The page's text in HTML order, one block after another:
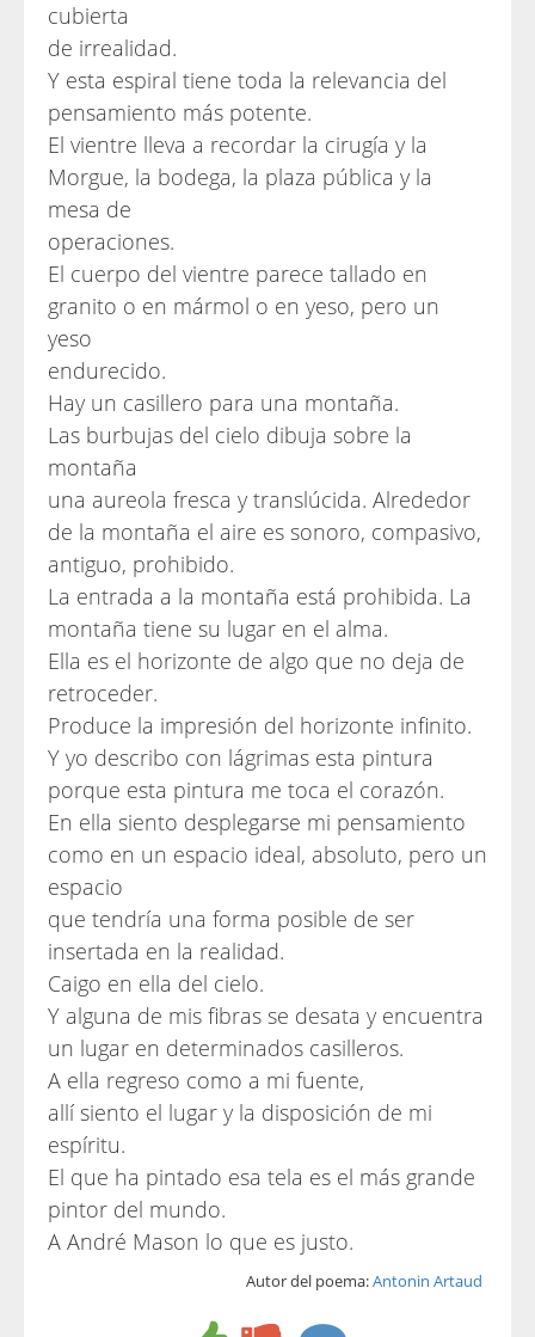
cubierta
de irrealidad.
Y esta espiral tiene toda la relevancia del
pensamiento más potente.
El vientre lleva a recordar la cirugía y la
Morgue, la bodega, la plaza pública y la
mesa de
operaciones.
El cuerpo del vientre parece tallado en
granito o en mármol o en yeso, pero un
yeso
endurecido.
Hay un casillero para una montaña.
Las burbujas del cielo dibuja sobre la
montaña
una aureola fresca y translúcida. Alrededor
de la montaña el aire es sonoro, compasivo,
antiguo, prohibido.
La entrada a la montaña está prohibida. La
montaña tiene su lugar en el alma.
Ella es el horizonte de algo que no deja de
retroceder.
Produce la impresión del horizonte infinito.
Y yo describo con lágrimas esta pintura
porque esta pintura me toca el corazón.
En ella siento desplegarse mi pensamiento
como en un espacio ideal, absoluto, pero un
espacio
que tendría una forma posible de ser
insertada en la realidad.
Caigo en ella del cielo.
Y alguna de mis fibras se desata y encuentra
un lugar en determinados casilleros.
A ella regreso como a mi fuente,
allí siento el lugar y la disposición de mi
espíritu.
El que ha pintado esa tela es el más grande
pintor del mundo.
A André Mason lo que es justo.
Autor del poema:Antonin Artaud